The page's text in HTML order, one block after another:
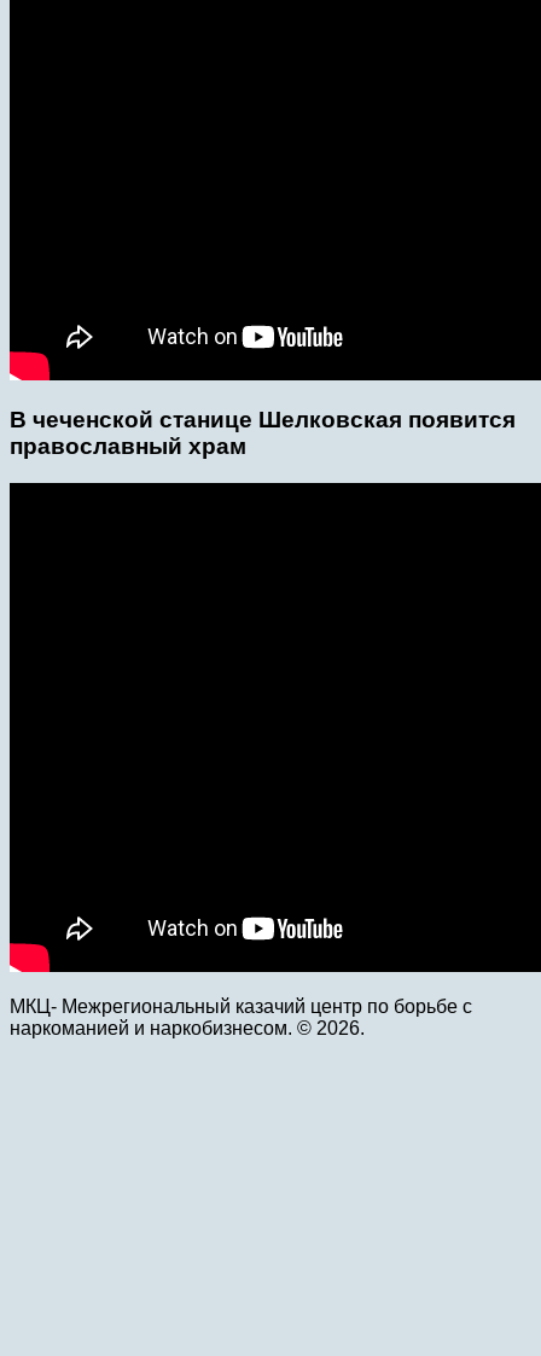
В чеченской станице Шелковская появится
православный храм
МКЦ- Межрегиональный казачий центр по борьбе с
наркоманией и наркобизнесом. © 2026.